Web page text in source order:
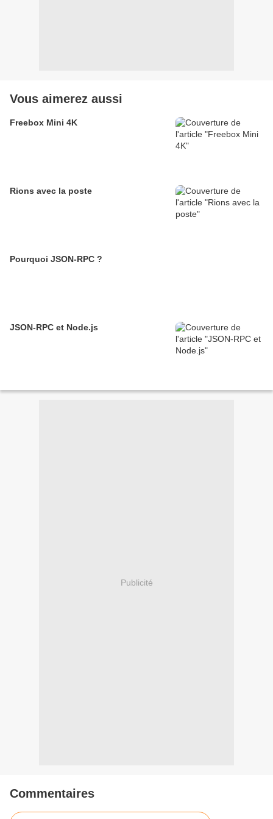
Vous aimerez aussi
Freebox Mini 4K
Rions avec la poste
Pourquoi JSON-RPC ?
JSON-RPC et Node.js
Publicité
Commentaires